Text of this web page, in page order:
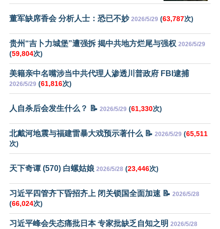
董军缺席香会 分析人士：恐已不妙 2026/5/29 (63,787次)
贵州“吉卜力城堡”遭强拆 揭中共地方烂尾与强权 2026/5/29
(59,804次)
美籍亲中名嘴涉当中共代理人渗透川普政府 FBI逮捕
2026/5/29 (61,816次)
人自杀后会发生什么？ 📝 2026/5/29 (61,330次)
北戴河地震与福建雷暴大戏预示著什么 📝 2026/5/29 (65,511
次)
天下奇谭 (570) 白螺姑娘 2026/5/28 (23,446次)
习近平四管齐下昏招齐上 闭关锁国全面加速 📝 2026/5/28
(66,024次)
习近平峰会失态痛批日本 专家批缺乏自知之明 2026/5/28